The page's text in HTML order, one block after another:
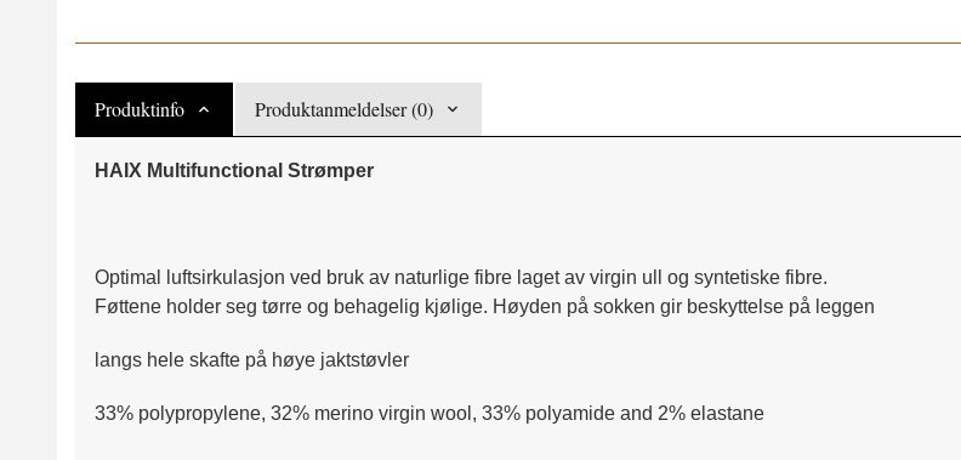
Produktinfo Produktanmeldelser (0)
HAIX Multifunctional Strømper
Optimal luftsirkulasjon ved bruk av naturlige fibre laget av virgin ull og syntetiske fibre.
Føttene holder seg tørre og behagelig kjølige. Høyden på sokken gir beskyttelse på leggen
langs hele skafte på høye jaktstøvler
33% polypropylene, 32% merino virgin wool, 33% polyamide and 2% elastane